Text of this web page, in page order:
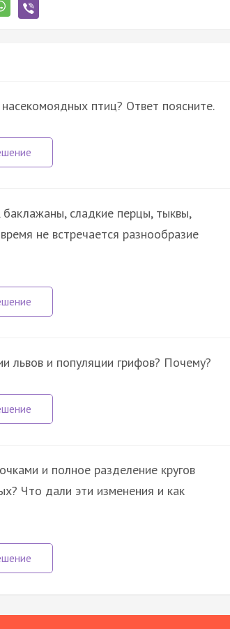
птиц? Ответ поясните.
сладкие перцы, тыквы,
не встречается разнообразие
львов и популяции грифов? Почему?
и полное разделение кругов
Что дали эти изменения и как